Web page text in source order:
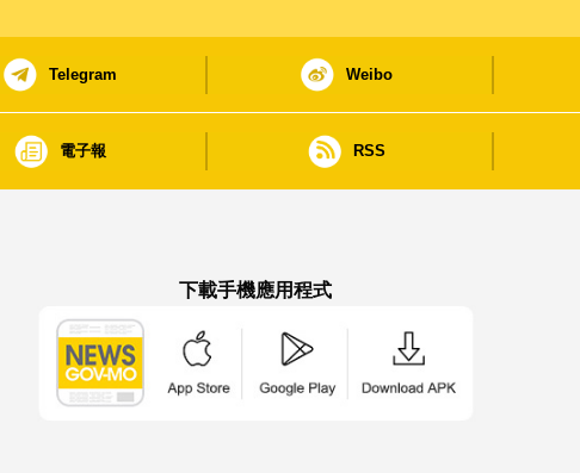
Telegram Weibo
電子報 RSS
下載手機應用程式